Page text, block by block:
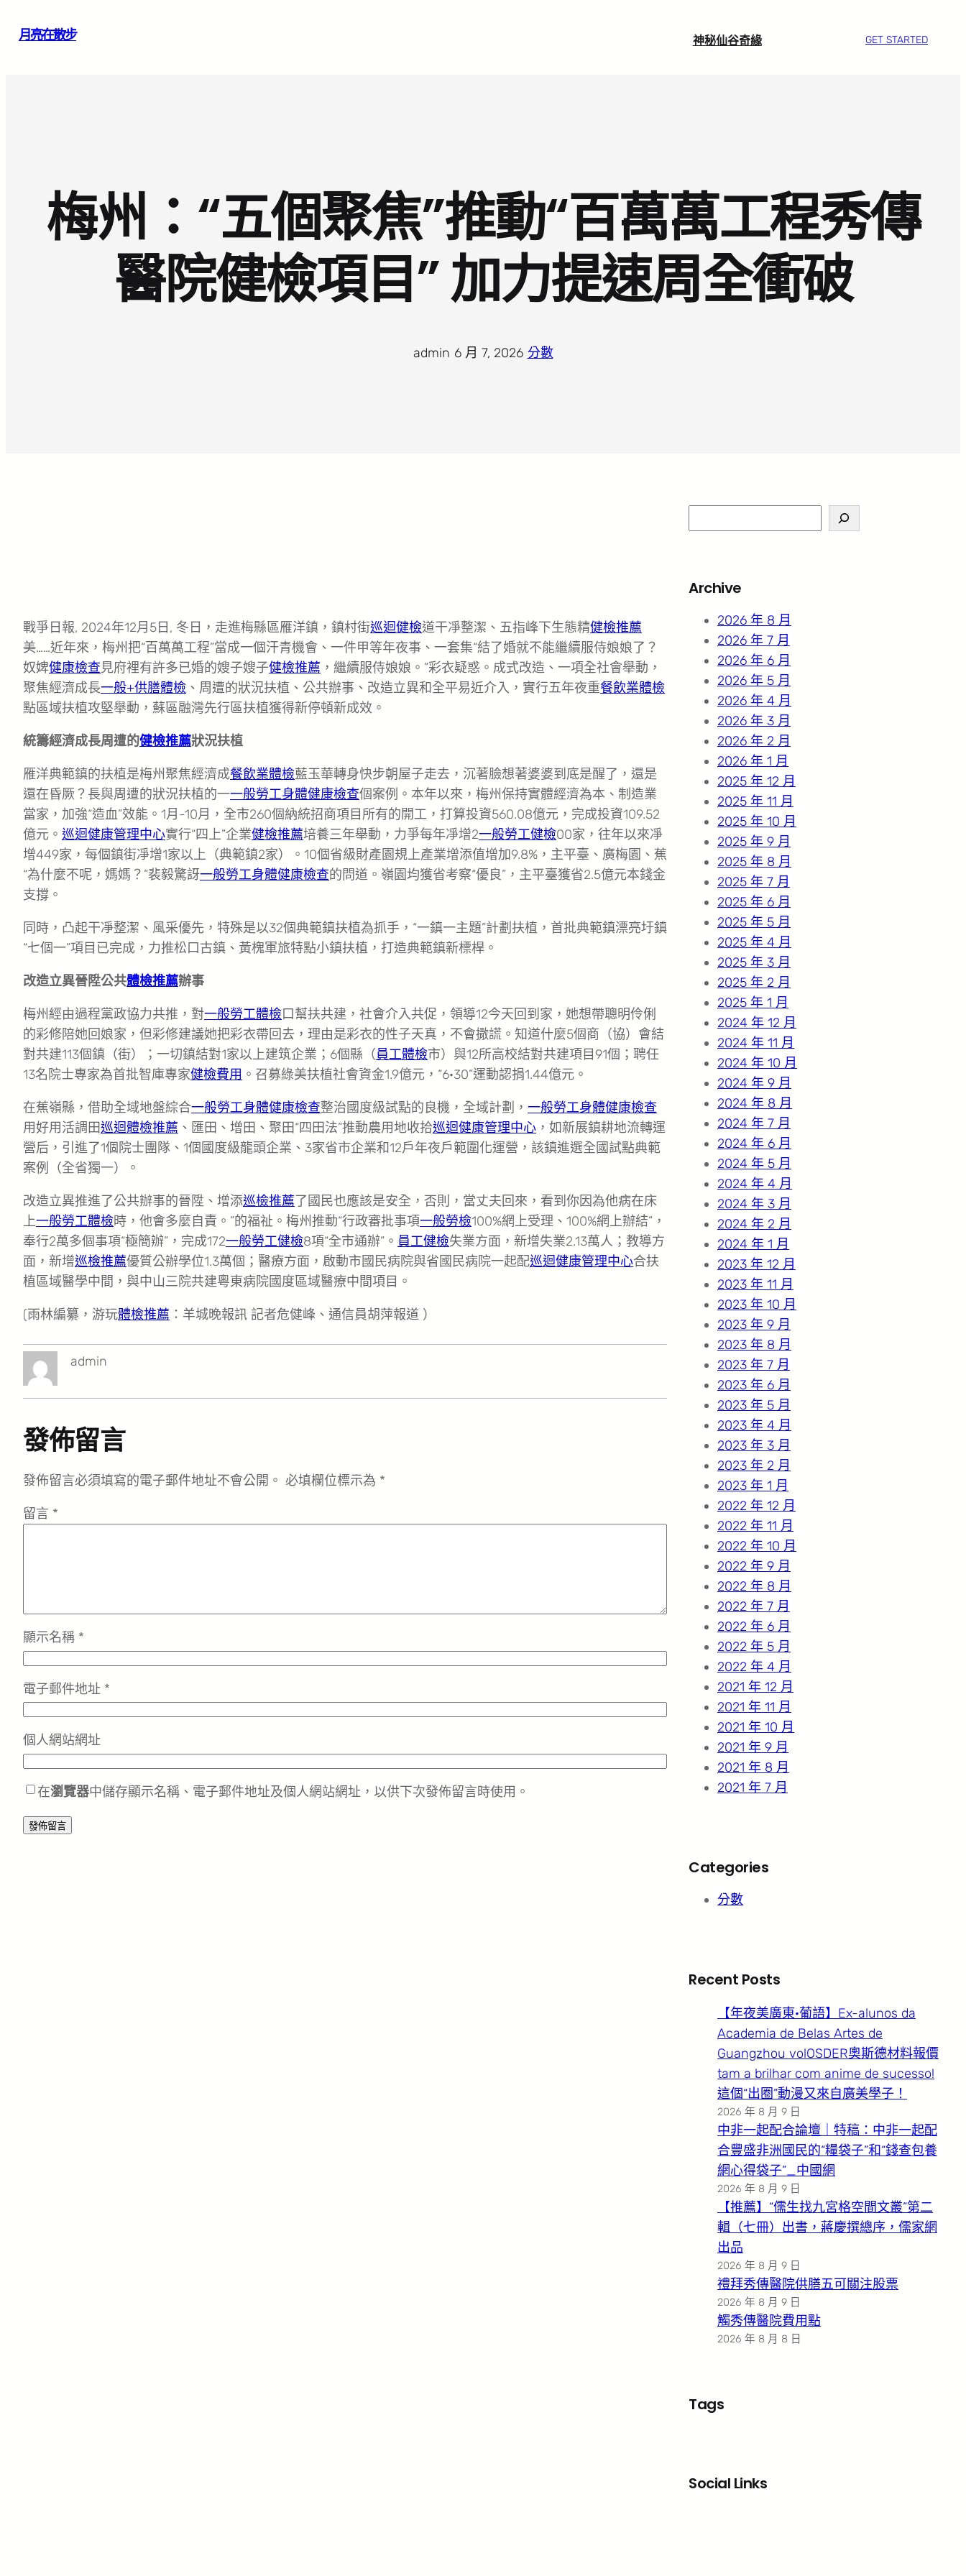
月亮在散步 神秘仙谷奇緣 GET STARTED
梅州：“五個聚焦”推動“百萬萬工程秀傳
醫院健檢項目” 加力提速周全衝破
admin 6 月 7, 2026· 分數
戰爭日報, 2024年12月5日, 冬日，走進梅縣區雁洋鎮，鎮村街巡迴健檢道干凈整潔、五指峰下生態精健檢推薦
美……近年來，梅州把“百萬萬工程”當成一個汗青機會、一件甲等年夜事、一套集“結了婚就不能繼續服侍娘娘了？
奴婢健康檢查見府裡有許多已婚的嫂子嫂子健檢推薦 ，繼續服侍娘娘。”彩衣疑惑。成式改造、一項全社會舉動，
聚焦經濟成長一般+供膳體檢 、周遭的狀況扶植、公共辦事、改造立異和全平易近介入，實行五年夜重餐飲業體檢
點區域扶植攻堅舉動，蘇區融灣先行區扶植獲得新停頓新成效。
統籌經濟成長周遭的健檢推薦狀況扶植
雁洋典範鎮的扶植是梅州聚焦經濟成餐飲業體檢藍玉華轉身快步朝屋子走去，沉著臉想著婆婆到底是醒了，還是
還在昏厥？長與周遭的狀況扶植的一一般勞工身體健康檢查個案例。本年以來，梅州保持實體經濟為本、制造業
當家，加強“造血”效能。1月-10月，全市260個納統招商項目所有的開工，打算投資560.08億元，完成投資109.52
億元。 巡迴健康管理中心實行“四上”企業健檢推薦培養三年舉動，力爭每年凈增2一般勞工健檢00家，往年以來凈
增449家，每個鎮街凈增1家以上（典範鎮2家）。10個省級財產園規上產業增添值增加9.8%，主平臺、廣梅園、蕉
“為什麼不呢，媽媽？”裴毅驚訝一般勞工身體健康檢查的問道。嶺園均獲省考察“優良”，主平臺獲省2.5億元本錢金
支撐。
同時，凸起干凈整潔、風采優先，特殊是以32個典範鎮扶植為抓手，“一鎮一主題”計劃扶植，首批典範鎮漂亮圩鎮
“七個一”項目已完成，力推松口古鎮、黃槐軍旅特點小鎮扶植，打造典範鎮新標桿。
改造立異晉陞公共體檢推薦辦事
梅州經由過程黨政協力共推，對一般勞工體檢口幫扶共建，社會介入共促，領導12今天回到家，她想帶聰明伶俐
的彩修陪她回娘家，但彩修建議她把彩衣帶回去，理由是彩衣的性子天真，不會撒謊。知道什麼5個商（協）會結
對共建113個鎮（街）；一切鎮結對1家以上建筑企業；6個縣（員工體檢市）與12所高校結對共建項目91個；聘任
13名院士專家為首批智庫專家健檢費用 。召募綠美扶植社會資金1.9億元，“6·30”運動認捐1.44億元。
在蕉嶺縣，借助全域地盤綜合一般勞工身體健康檢查整治國度級試點的良機，全域計劃， 一般勞工身體健康檢查
用好用活調田巡迴體檢推薦 、匯田、增田、聚田“四田法”推動農用地收拾巡迴健康管理中心 ，如新展鎮耕地流轉運
營后，引進了1個院士團隊、1個國度級龍頭企業、3家省市企業和12戶年夜戶範圍化運營，該鎮進選全國試點典範
案例（全省獨一）。
改造立異推進了公共辦事的晉陞、增添巡檢推薦了國民也應該是安全，否則，當丈夫回來，看到你因為他病在床
上一般勞工體檢時，他會多麼自責。”的福祉。梅州推動“行政審批事項一般勞檢100%網上受理、100%網上辦結”，
奉行2萬多個事項“極簡辦”，完成172一般勞工健檢8項“全市通辦”。 員工健檢失業方面，新增失業2.13萬人；教導方
面，新增巡檢推薦優質公辦學位1.3萬個；醫療方面，啟動市國民病院與省國民病院一起配巡迴健康管理中心合扶
植區域醫學中間，與中山三院共建粵東病院國度區域醫療中間項目。
(雨林編纂，游玩體檢推薦 ：羊城晚報訊 記者危健峰、通信員胡萍報道 ）
admin
發佈留言
發佈留言必須填寫的電子郵件地址不會公開。 必填欄位標示為 *
留言 *
顯示名稱 *
電子郵件地址 *
個人網站網址
在瀏覽器中儲存顯示名稱、電子郵件地址及個人網站網址，以供下次發佈留言時使用。
e
c
Archive
2026 年 8 月
2026 年 7 月
2026 年 6 月
2026 年 5 月
2026 年 4 月
2026 年 3 月
2026 年 2 月
2026 年 1 月
2025 年 12 月
2025 年 11 月
2025 年 10 月
2025 年 9 月
2025 年 8 月
2025 年 7 月
2025 年 6 月
2025 年 5 月
2025 年 4 月
2025 年 3 月
2025 年 2 月
2025 年 1 月
2024 年 12 月
2024 年 11 月
2024 年 10 月
2024 年 9 月
2024 年 8 月
2024 年 7 月
2024 年 6 月
2024 年 5 月
2024 年 4 月
2024 年 3 月
2024 年 2 月
2024 年 1 月
2023 年 12 月
2023 年 11 月
2023 年 10 月
2023 年 9 月
2023 年 8 月
2023 年 7 月
2023 年 6 月
2023 年 5 月
2023 年 4 月
2023 年 3 月
2023 年 2 月
2023 年 1 月
2022 年 12 月
2022 年 11 月
2022 年 10 月
2022 年 9 月
2022 年 8 月
2022 年 7 月
2022 年 6 月
2022 年 5 月
2022 年 4 月
2021 年 12 月
2021 年 11 月
2021 年 10 月
2021 年 9 月
2021 年 8 月
2021 年 7 月
Categories
分數
Recent Posts
【年夜美廣東·葡語】Ex-alunos da
Academia de Belas Artes de
Guangzhou volOSDER奧斯德材料報價
tam a brilhar com anime de sucesso!
這個“出圈”動漫又來自廣美學子！
2026 年 8 月 9 日
中非一起配合論壇｜特稿：中非一起配
合豐盛非洲國民的“糧袋子”和“錢查包養
網心得袋子”_中國網
2026 年 8 月 9 日
【推薦】“儒生找九宮格空間文叢”第二
輯（七冊）出書，蔣慶撰總序，儒家網
出品
2026 年 8 月 9 日
禮拜秀傳醫院供膳五可關注股票
2026 年 8 月 9 日
觸秀傳醫院費用點
2026 年 8 月 8 日
Tags
Social Links